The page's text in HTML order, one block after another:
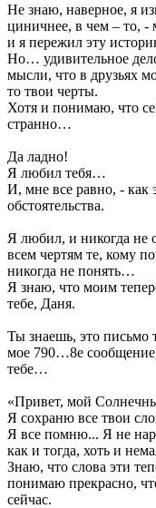
Не знаю, наверное, я
циничнее, в чем – то, -
и я пережил эту
Но… удивительное
мысли, что в друзьях
то твои черты.
Хотя и понимаю, что
странно…
Да ладно!
Я любил тебя…
И, мне все равно, - как
обстоятельства.
Я любил, и никогда не
всем чертям те, кому
никогда не понять…
Я знаю, что моим
тебе, Даня.
Ты знаешь, это письмо
мое 790…8е
тебе…
«Привет, мой
Я сохраню все твои
Я все помню... Я не
как и тогда, хоть и
Знаю, что слова эти
понимаю прекрасно,
сейчас.